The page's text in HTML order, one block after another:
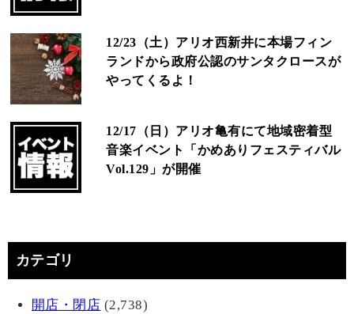
12/23（土）アリオ西新井に本場フィン
ランドから政府公認のサンタクロースが
やってくるよ！
12/17（日）アリオ亀有にて地域密着型
音楽イベント「かめありフェスティバル
Vol.129」が開催
カテゴリ
開店・閉店 (2,738)